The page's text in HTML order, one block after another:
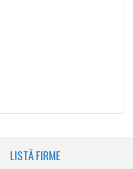
LISTĂ FIRME